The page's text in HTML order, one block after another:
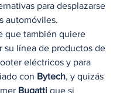
para desplazarse
automóviles.
que también quiere
su línea de productos de
eléctricos y para
con Bytech, y quizás
Bugatti que si